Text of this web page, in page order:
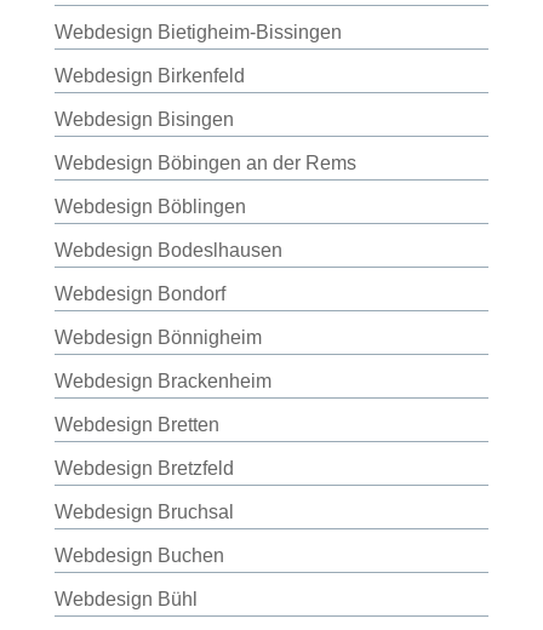
Webdesign Bietigheim-Bissingen
Webdesign Birkenfeld
Webdesign Bisingen
Webdesign Böbingen an der Rems
Webdesign Böblingen
Webdesign Bodeslhausen
Webdesign Bondorf
Webdesign Bönnigheim
Webdesign Brackenheim
Webdesign Bretten
Webdesign Bretzfeld
Webdesign Bruchsal
Webdesign Buchen
Webdesign Bühl